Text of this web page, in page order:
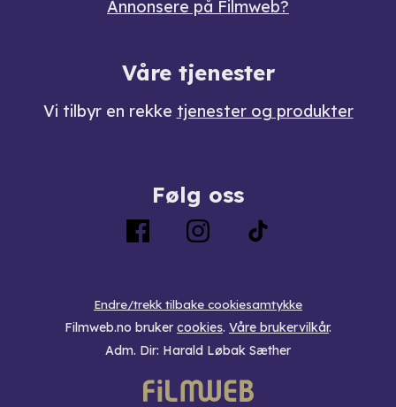
Annonsere på Filmweb?
Våre tjenester
Vi tilbyr en rekke tjenester og produkter
Følg oss
Endre/trekk tilbake cookiesamtykke
Filmweb.no bruker cookies. Våre brukervilkår.
Adm. Dir: Harald Løbak Sæther